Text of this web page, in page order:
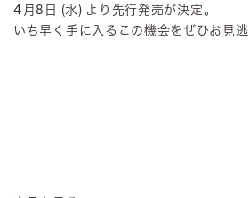
4月8日 (水) より先行発売が決定。
いち早く手に入るこの機会をぜひお見逃